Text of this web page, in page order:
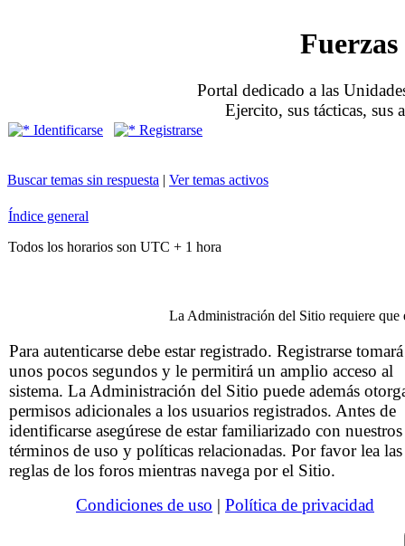
Portal dedicado a las
Ejercito, sus tácticas, sus
Identificarse Registrarse
Buscar temas sin respuesta | Ver temas activos
Índice general
Todos los horarios son UTC + 1 hora
La Administración del Sitio requiere que
Para autenticarse debe estar registrado. Registrarse
unos pocos segundos y le permitirá un amplio acceso al
sistema. La Administración del Sitio puede además
permisos adicionales a los usuarios registrados. Antes de
identificarse asegúrese de estar familiarizado con nuestros
términos de uso y políticas relacionadas. Por favor lea las
reglas de los foros mientras navega por el Sitio.
Condiciones de uso | Política de privacidad